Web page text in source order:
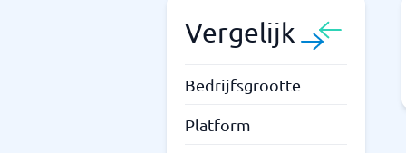
Niet zeker welk systeem?
Vergelijk
Bedrijfsgrootte
Platform